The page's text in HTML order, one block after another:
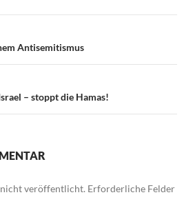
Antisemitismus
– stoppt die Hamas!
veröffentlicht. Erforderliche Felder